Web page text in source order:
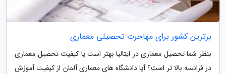
برترین کشور برای مهاجرت تحصیلی معماری
بنظر شما تحصیل معماری در ایتالیا بهتر است یا کیفیت تحصیل معماری
در فرانسه بالا تر است؟ آیا دانشگاه های معماری آلمان از کیفیت آموزش